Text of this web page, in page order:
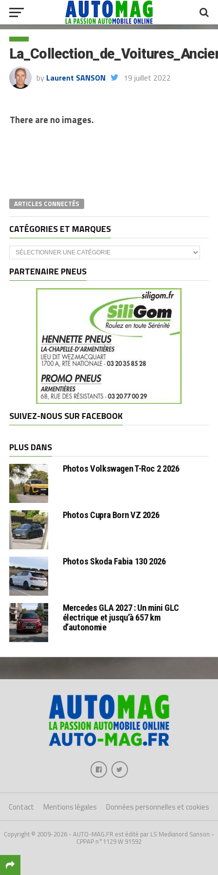
by Laurent SANSON 19 juillet 2022
There are no images.
ARTICLES CONNECTÉS
CATÉGORIES ET MARQUES
Catégories
et
PARTENAIRE PNEUS
SUIVEZ-NOUS SUR FACEBOOK
PLUS DANS
Photos Volkswagen T-Roc 2 2026
Photos Cupra Born VZ 2026
Photos Skoda Fabia 130 2026
Mercedes GLA 2027 : Un mini GLC
électrique et jusqu’à 657 km
d’autonomie
Contact Mentions légales Données personnelles et cookies
Copyright © 2009-2026 - AUTO-MAG.FR est édité par LS Medianord Sanson -
CPPAP n°1129 W 91592